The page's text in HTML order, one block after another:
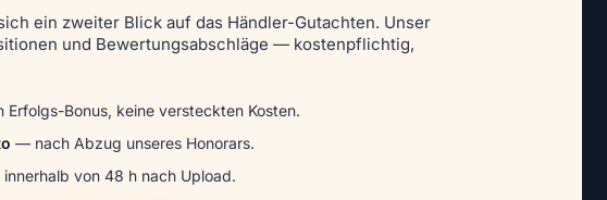
ein zweiter Blick auf das Händler-Gutachten. Unser
und Bewertungs­abschläge — kostenpflichtig,
Erfolgs-Bonus, keine versteckten Kosten.
— nach Abzug unseres Honorars.
innerhalb von 48 h nach Upload.